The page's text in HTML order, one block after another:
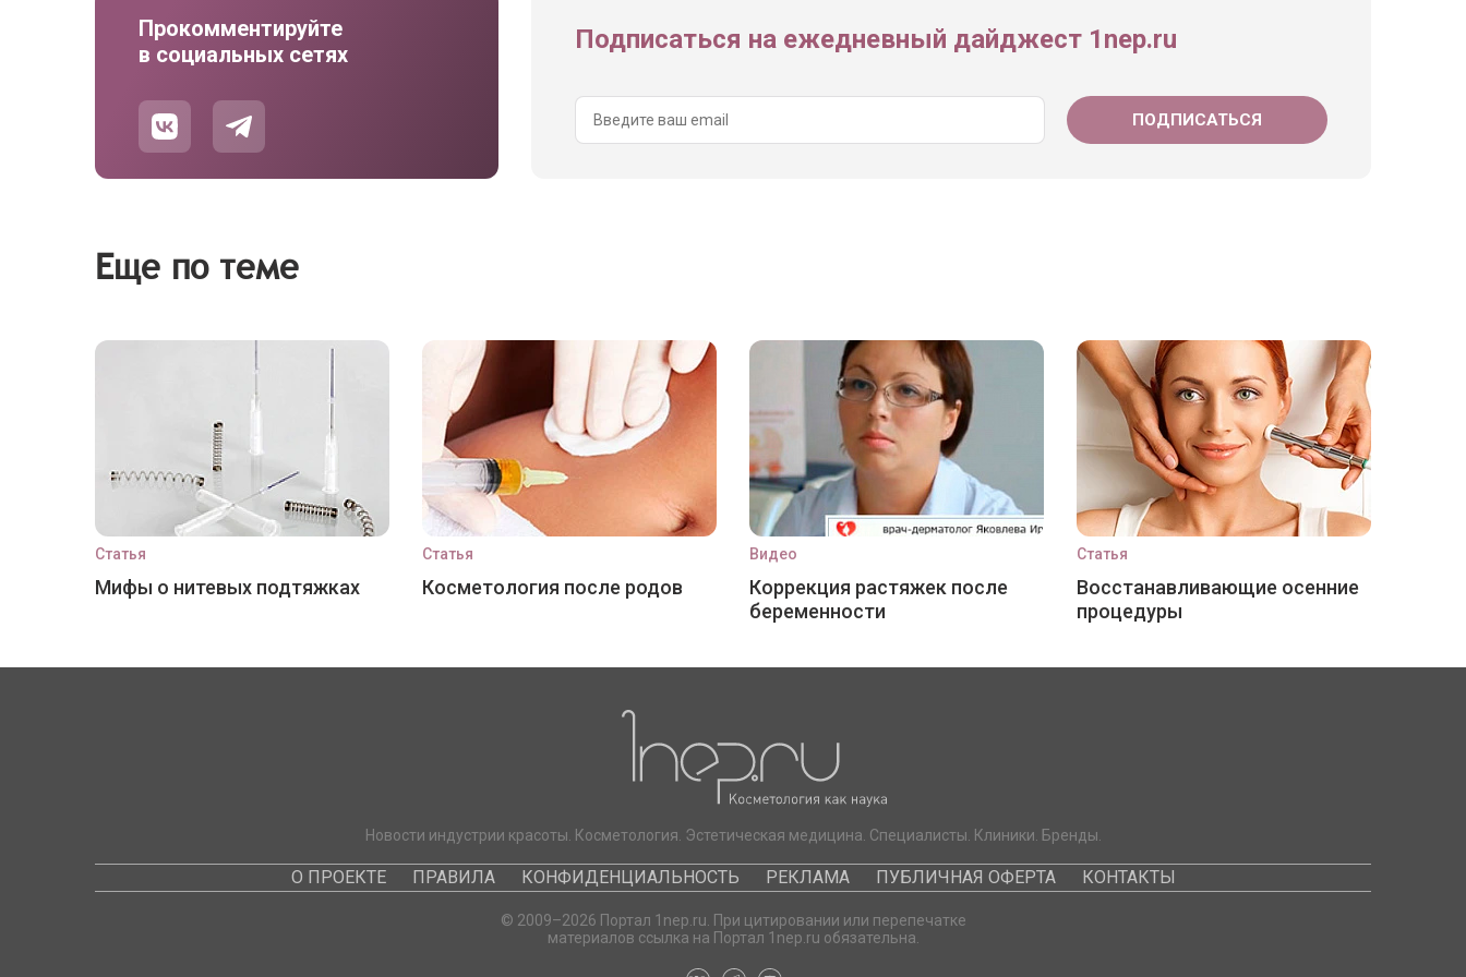
Прокомментируйте
в социальных сетях
Подписаться на ежедневный дайджест 1nep.ru
Еще по теме
Статья
Мифы о нитевых подтяжках
Статья
Косметология после родов
Видео
Коррекция растяжек после
беременности
Статья
Восстанавливающие осенние
процедуры
Новости индустрии красоты. Косметология. Эстетическая медицина. Специалисты. Клиники. Бренды.
О ПРОЕКТЕ ПРАВИЛА КОНФИДЕНЦИАЛЬНОСТЬ РЕКЛАМА ПУБЛИЧНАЯ ОФЕРТА КОНТАКТЫ
© 2009–2026 Портал 1nep.ru. При цитировании или перепечатке
материалов ссылка на Портал 1nep.ru обязательна.